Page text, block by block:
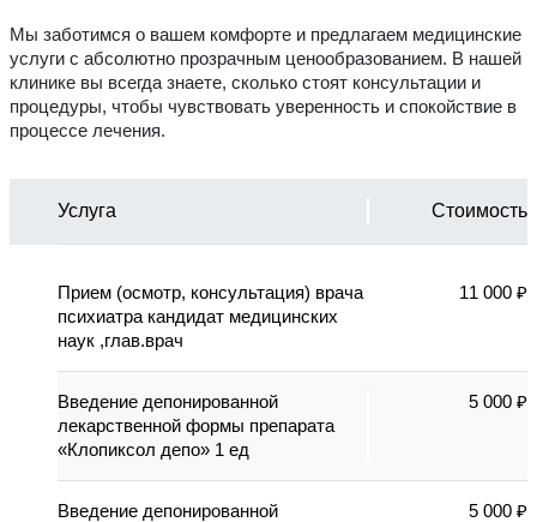
Мы заботимся о вашем комфорте и предлагаем медицинские
услуги с абсолютно прозрачным ценообразованием. В нашей
клинике вы всегда знаете, сколько стоят консультации и
процедуры, чтобы чувствовать уверенность и спокойствие в
процессе лечения.
Услуга Стоимость
Прием (осмотр, консультация) врача
психиатра кандидат медицинских
наук ,глав.врач
11 000 ₽
Введение депонированной
лекарственной формы препарата
«Клопиксол депо» 1 ед
5 000 ₽
Введение депонированной
5 000 ₽